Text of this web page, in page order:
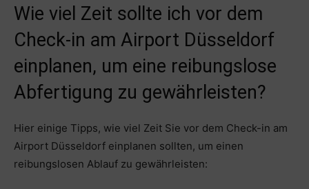
Wie viel Zeit sollte ich vor dem
Check-in am Airport Düsseldorf
einplanen, um eine reibungslose
Abfertigung zu gewährleisten?
Hier einige Tipps, wie viel Zeit Sie vor dem Check-in am
Airport Düsseldorf einplanen sollten, um einen
reibungslosen Ablauf zu gewährleisten: